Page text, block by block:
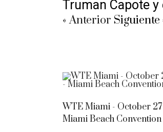
Truman Capote y
« Anterior Siguiente
WTE Miami - October
Miami Beach